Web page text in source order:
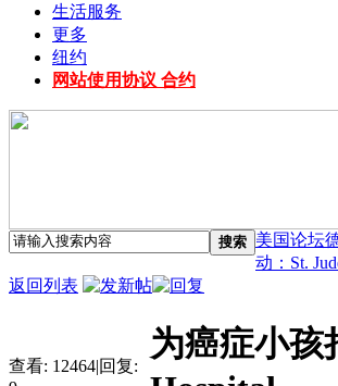
生活服务
更多
纽约
网站使用协议 合约
搜索 美国论坛
动：St.
返回列表
查看: 12464|回复:
为癌症小孩